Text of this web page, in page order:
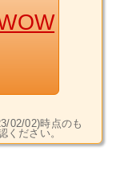
02/02)時点のも
ください。